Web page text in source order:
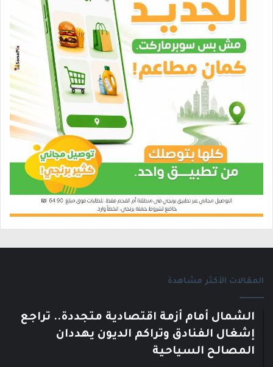
المقالات الأكثر مشاهدة
الشمال أمام أزمة اقتصادية متجددة.. تراجع
إشغال الفنادق وتراكم الديون يهددان
المصالح السياحية